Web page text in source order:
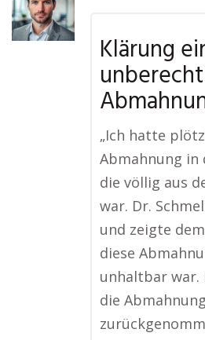
Klärung
„Ich hatte
Abmahnung in
die völlig aus
war. Dr.
und zeigte
diese
unhaltbar
die Abmahnung